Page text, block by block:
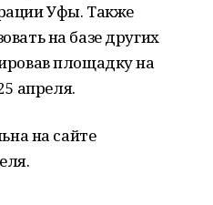
Уфы. Также
на базе других
площадку на
апреля.
на сайте